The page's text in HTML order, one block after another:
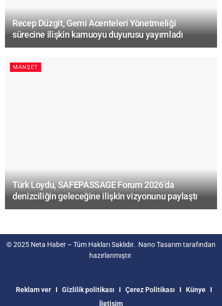
Recep Düzgit, Gemi Acenteleri Yönetmeliği
sürecine ilişkin kamuoyu duyurusu yayımladı
MANŞET
Türk Loydu, SAFEPASSAGE Forum 2026’da
denizciliğin geleceğine ilişkin vizyonunu paylaştı
© 2025 Neta Haber – Tüm Hakları Saklıdır. Nano Tasarımtarafından
hazırlanmıştır.
Reklam ver Gizlilik politikası Çerez Politikası
Künye
İletişim